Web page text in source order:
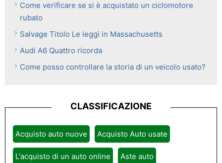
Come verificare se si è acquistato un ciclomotore
rubato
Salvage Titolo Le leggi in Massachusetts
Audi A6 Quattro ricorda
Come posso controllare la storia di un veicolo usato?
CLASSIFICAZIONE
Acquisto auto nuove Acquisto Auto usate
L'acquisto di un auto online Aste auto